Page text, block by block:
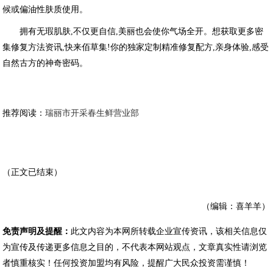
候或偏油性肤质使用。
拥有无瑕肌肤,不仅更自信,美丽也会使你气场全开。想获取更多密
集修复方法资讯,快来佰草集!你的独家定制精准修复配方,亲身体验,感受
自然古方的神奇密码。
推荐阅读：瑞丽市开采春生鲜营业部
（正文已结束）
（编辑：喜羊羊）
免责声明及提醒： 此文内容为本网所转载企业宣传资讯，该相关信息仅
为宣传及传递更多信息之目的，不代表本网站观点，文章真实性请浏览
者慎重核实！任何投资加盟均有风险，提醒广大民众投资需谨慎！